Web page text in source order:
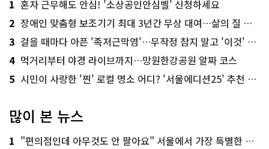
1 혼자 근무해도 안심! '소상공인안심벨' 신청하세요
2 장애인 맞춤형 보조기기 최대 3년간 무상 대여…삶의 질 높인다
3 걸을 때마다 아픈 '족저근막염'…무작정 참지 말고 '이것' 해보세요!
4 먹거리부터 야경 라이브까지…망원한강공원 알짜 코스
5 시민이 사랑한 '찐' 로컬 명소 어디? '서울에디션25' 추천 코스
많이 본 뉴스
1 "편의점인데 아무것도 안 팔아요" 서울에서 가장 특별한 편의점의 정체